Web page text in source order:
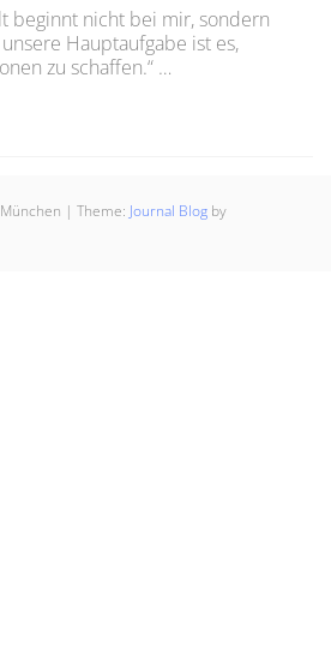
beginnt nicht bei mir, sondern
Hauptaufgabe ist es,
zu schaffen.“ …
ist ein gutes Buch #1; „Im
| Theme: Journal Blog by